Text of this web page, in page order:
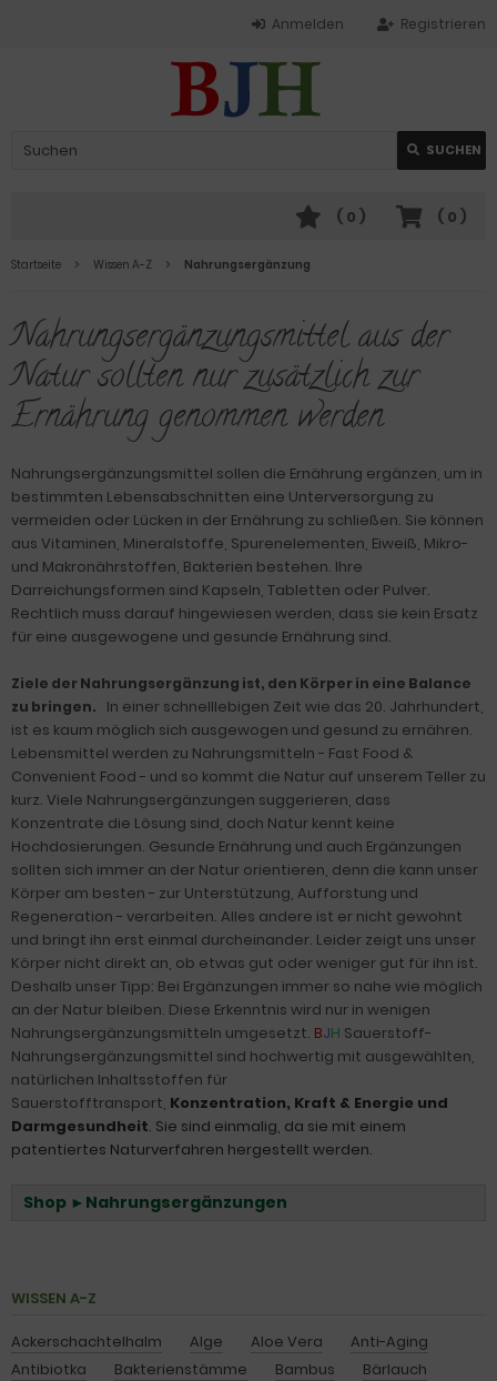
Registrieren
Anmelden
SUCHEN
( 0 )
( 0 )
Startseite Wissen A-Z Nahrungsergänzung
Nahrungsergänzungsmittel aus der
Natur sollten nur zusätzlich zur
Ernährung genommen werden
Nahrungsergänzungsmittel sollen die Ernährung ergänzen, um in
bestimmten Lebensabschnitten eine Unterversorgung zu
vermeiden oder Lücken in der Ernährung zu schließen. Sie können
aus Vitaminen, Mineralstoffe, Spurenelementen, Eiweiß, Mikro-
und Makronährstoffen, Bakterien bestehen. Ihre
Darreichungsformen sind Kapseln, Tabletten oder Pulver.
Rechtlich muss darauf hingewiesen werden, dass sie kein Ersatz
für eine ausgewogene und gesunde Ernährung sind.
Ziele der Nahrungsergänzung ist, den Körper in eine Balance
zu bringen.
In einer schnelllebigen Zeit wie das 20. Jahrhundert,
ist es kaum möglich sich ausgewogen und gesund zu ernähren.
Lebensmittel werden zu Nahrungsmitteln - Fast Food &
Convenient Food - und so kommt die Natur auf unserem Teller zu
kurz. Viele Nahrungsergänzungen suggerieren, dass
Konzentrate die Lösung sind, doch Natur kennt keine
Hochdosierungen. Gesunde Ernährung und auch Ergänzungen
sollten sich immer an der Natur orientieren, denn die kann unser
Körper am besten - zur Unterstützung, Aufforstung und
Regeneration - verarbeiten. Alles andere ist er nicht gewohnt
und bringt ihn erst einmal durcheinander. Leider zeigt uns unser
Körper nicht direkt an, ob etwas gut oder weniger gut für ihn ist.
Deshalb unser Tipp: Bei Ergänzungen immer so nahe wie möglich
an der Natur bleiben. Diese Erkenntnis wird nur in wenigen
Nahrungsergänzungsmitteln umgesetzt. BJH Sauerstoff-
Nahrungsergänzungsmittel sind hochwertig mit ausgewählten,
natürlichen Inhaltsstoffen für
Sauerstofftransport, Konzentration, Kraft & Energie und
Darmgesundheit. Sie sind einmalig, da sie mit einem
patentiertes Naturverfahren hergestellt werden.
Shop ►Nahrungsergänzungen
WISSEN A-Z
Ackerschachtelhalm Alge Aloe Vera
Anti-Aging
Antibiotka
Bakterienstämme Bambus
Bärlauch